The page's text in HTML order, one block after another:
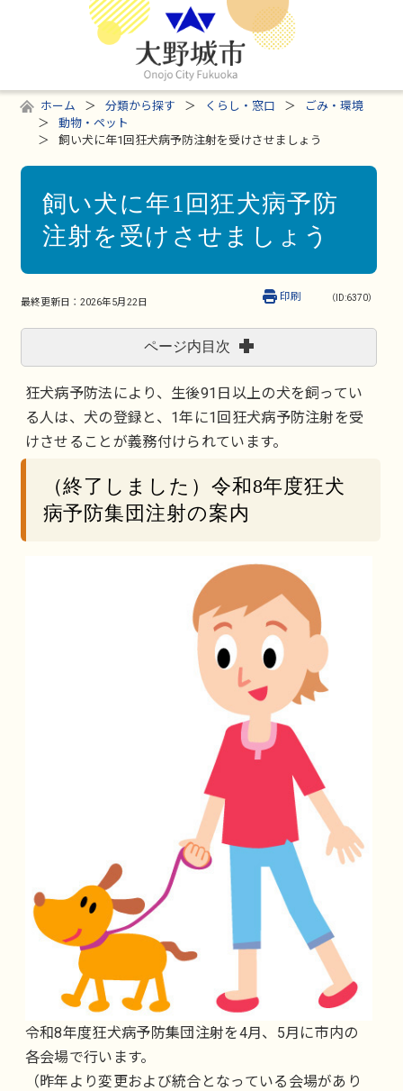
ホーム 分類から探す くらし・窓口
ごみ・環境
動物・ペット
飼い犬に年1回狂犬病予防注射を受けさせましょう
飼い犬に年1回狂犬病予防
注射を受けさせましょう
最終更新日： 2026年5月22日 （ID:6370）
印刷
ページ内目次
狂犬病予防法により、生後91日以上の犬を飼ってい
る人は、犬の登録と、1年に1回狂犬病予防注射を受
けさせることが義務付けられています。
（終了しました）令和8年度狂犬
病予防集団注射の案内
令和8年度狂犬病予防集団注射を4月、5月に市内の
各会場で行います。
（昨年より変更および統合となっている会場があり